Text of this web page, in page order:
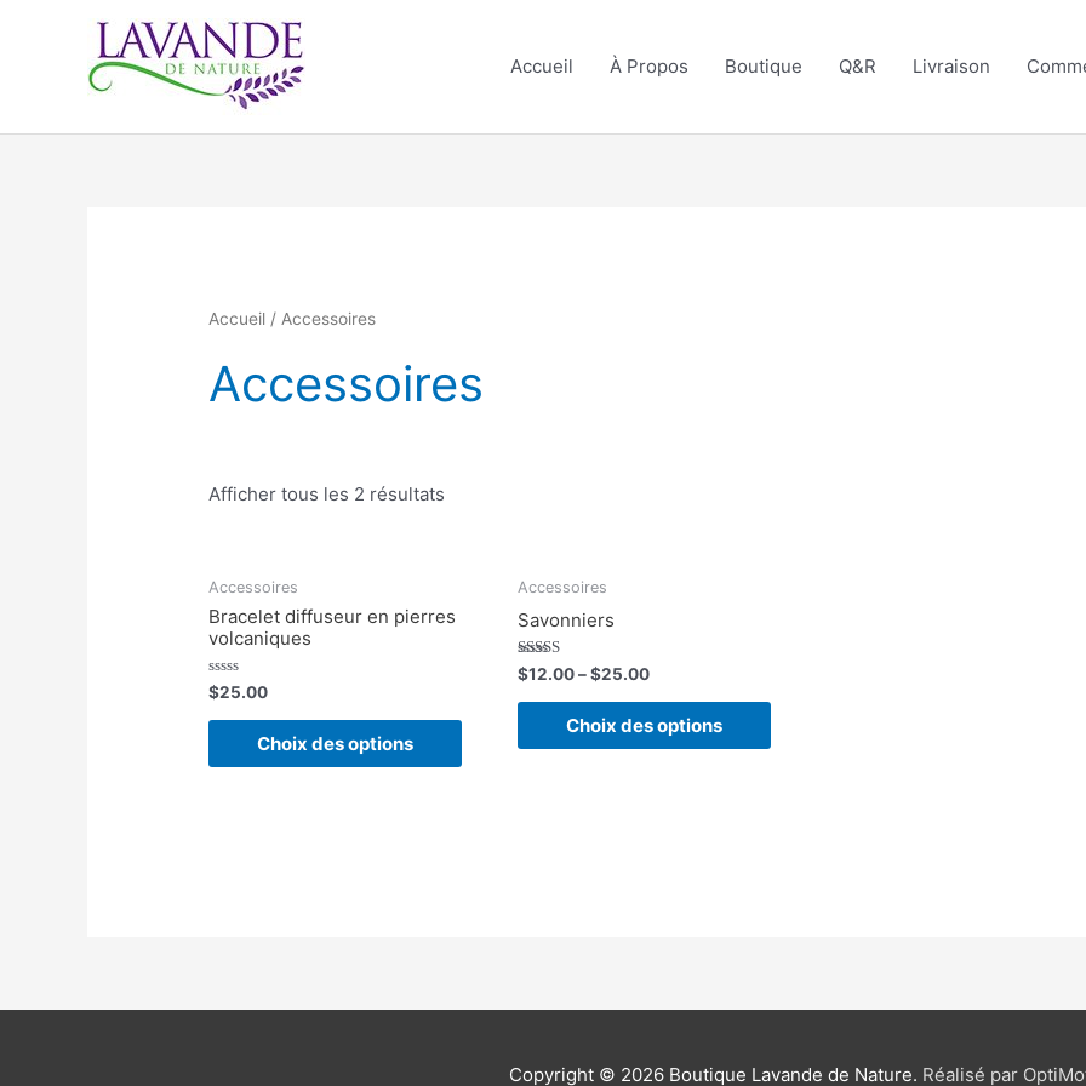
Accueil À Propos Boutique Q&R Livraison
Accueil / Accessoires
Accessoires
Afficher tous les 2 résultats
Accessoires
Bracelet diffuseur en pierres
volcaniques
Note
0
sur
$25.00
Choix des options
Accessoires
Savonniers
Note
5.00
sur 5
$12.00–$25.00
Choix des options
Copyright © 2026 Boutique Lavande de Nature. Réalisé par